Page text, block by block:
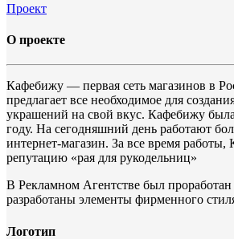
Проект
О проекте
Кафебижу — первая сеть магазинов в
предлагает все необходимое для
украшений на свой вкус. Кафебижу
году. На сегодняшний день работают
интернет-магазин. За все время работы,
репутацию «рая для рукодельниц»
В Рекламном Агентстве был проработан
разработаны элементы фирменного
Логотип